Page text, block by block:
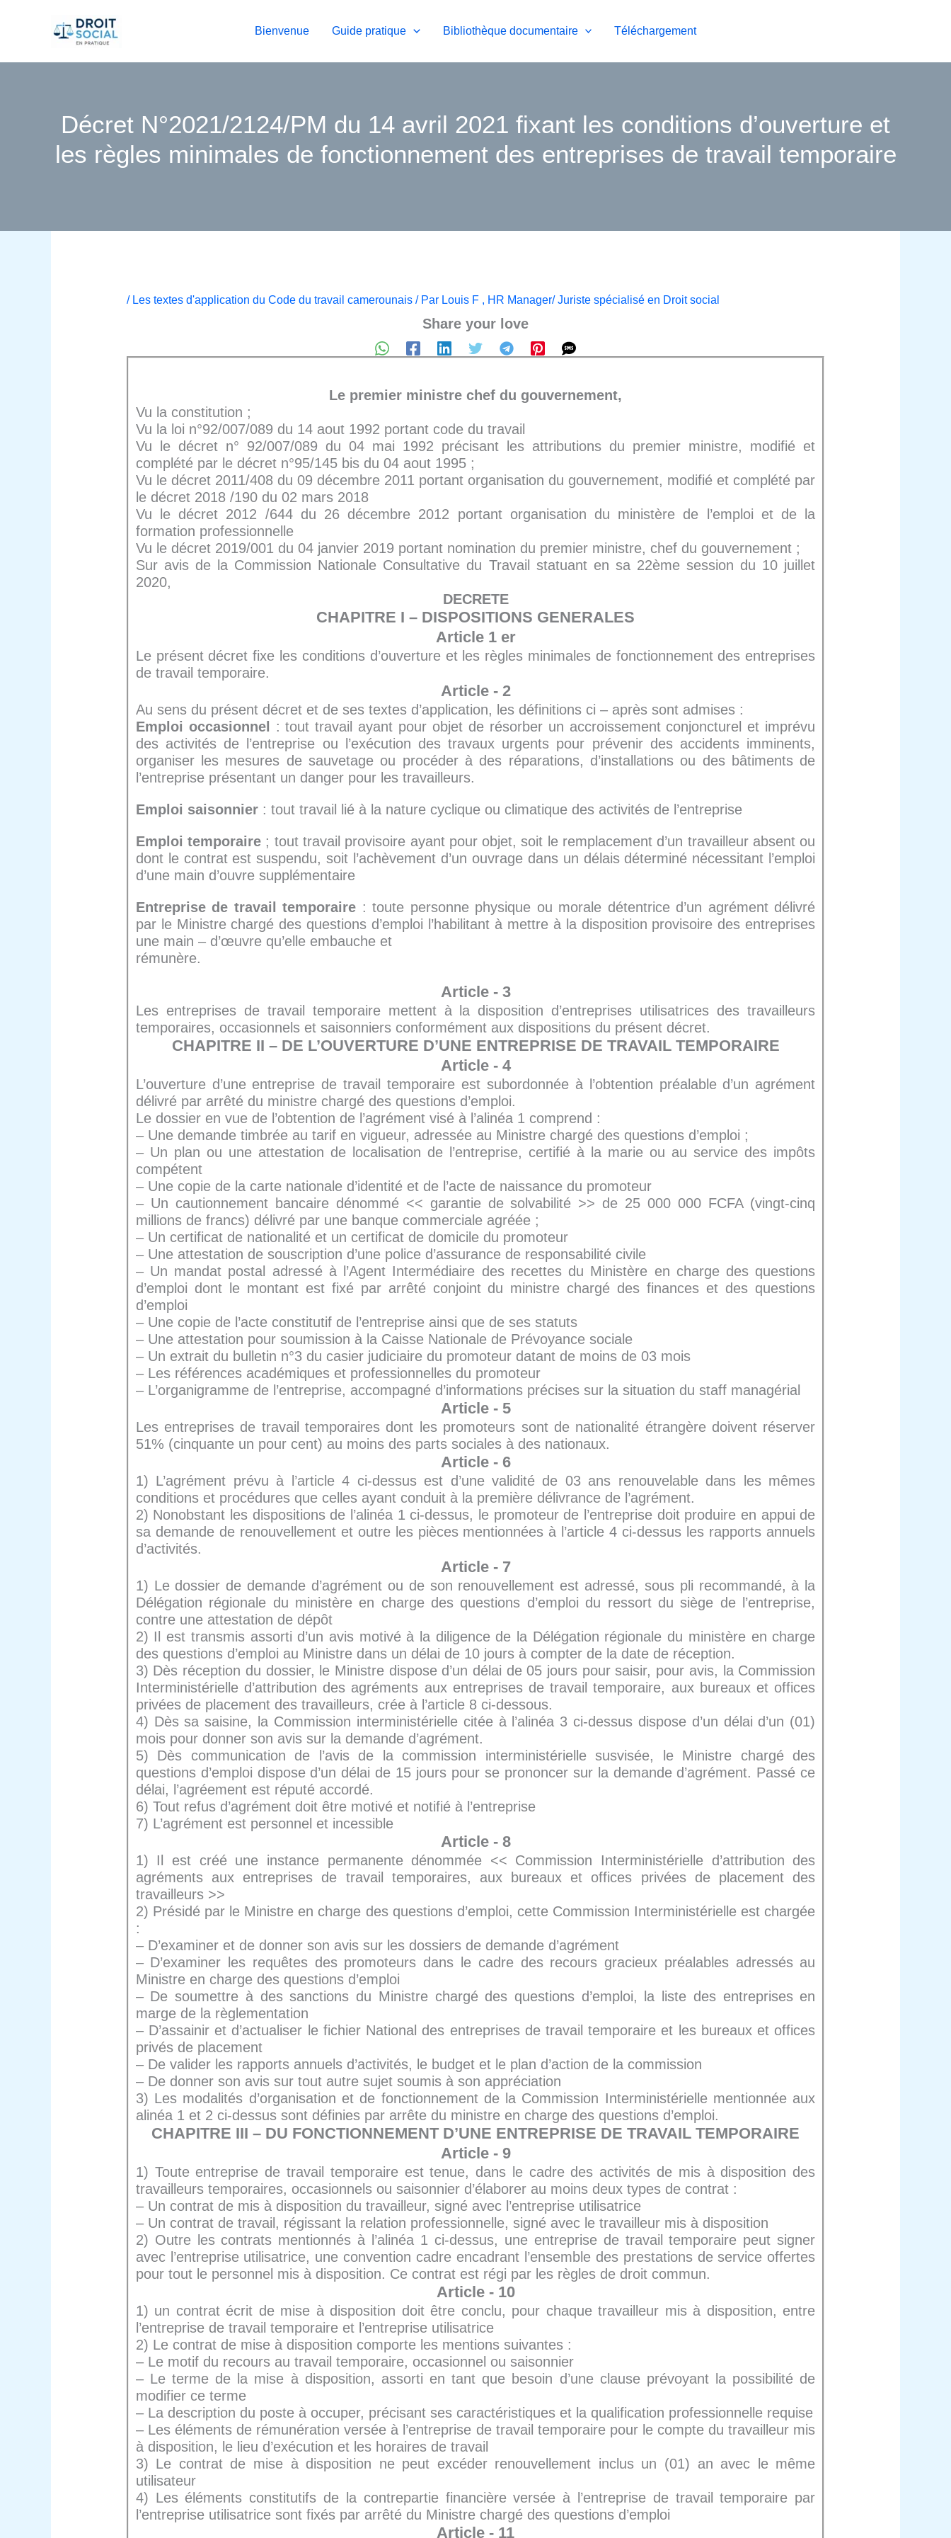
Bienvenue Guide pratique Bibliothèque documentaire Téléchargement
Décret N°2021/2124/PM du 14 avril 2021 fixant les conditions d’ouverture et
les règles minimales de fonctionnement des entreprises de travail temporaire
/ Les textes d'application du Code du travail camerounais/ Par Louis F , HR Manager/ Juriste spécialisé en Droit social
Share your love
Le premier ministre chef du gouvernement,
Vu la constitution ;
Vu la loi n°92/007/089 du 14 aout 1992 portant code du travail
Vu le décret n° 92/007/089 du 04 mai 1992 précisant les attributions du premier ministre, modifié et
complété par le décret n°95/145 bis du 04 aout 1995 ;
Vu le décret 2011/408 du 09 décembre 2011 portant organisation du gouvernement, modifié et complété par
le décret 2018 /190 du 02 mars 2018
Vu le décret 2012 /644 du 26 décembre 2012 portant organisation du ministère de l’emploi et de la
formation professionnelle
Vu le décret 2019/001 du 04 janvier 2019 portant nomination du premier ministre, chef du gouvernement ;
Sur avis de la Commission Nationale Consultative du Travail statuant en sa 22ème session du 10 juillet
2020,
DECRETE
CHAPITRE I – DISPOSITIONS GENERALES
Article 1 er
Le présent décret fixe les conditions d’ouverture et les règles minimales de fonctionnement des entreprises
de travail temporaire.
Article - 2
Au sens du présent décret et de ses textes d’application, les définitions ci – après sont admises :
Emploi occasionnel
: tout travail ayant pour objet de résorber un accroissement conjoncturel et imprévu
des activités de l’entreprise ou l’exécution des travaux urgents pour prévenir des accidents imminents,
organiser les mesures de sauvetage ou procéder à des réparations, d’installations ou des bâtiments de
l’entreprise présentant un danger pour les travailleurs.
Emploi saisonnier: tout travail lié à la nature cyclique ou climatique des activités de l’entreprise
Emploi temporaire ; tout travail provisoire ayant pour objet, soit le remplacement d’un travailleur absent ou
dont le contrat est suspendu, soit l’achèvement d’un ouvrage dans un délais déterminé nécessitant l’emploi
d’une main d’ouvre supplémentaire
Entreprise de travail temporaire : toute personne physique ou morale détentrice d’un agrément délivré
par le Ministre chargé des questions d’emploi l’habilitant à mettre à la disposition provisoire des entreprises
une main – d’œuvre qu’elle embauche et
rémunère.
Article - 3
Les entreprises de travail temporaire mettent à la disposition d’entreprises utilisatrices des travailleurs
temporaires, occasionnels et saisonniers conformément aux dispositions du présent décret.
CHAPITRE II – DE L’OUVERTURE D’UNE ENTREPRISE DE TRAVAIL TEMPORAIRE
Article - 4
L’ouverture d’une entreprise de travail temporaire est subordonnée à l’obtention préalable d’un agrément
délivré par arrêté du ministre chargé des questions d’emploi.
Le dossier en vue de l’obtention de l’agrément visé à l’alinéa 1 comprend :
– Une demande timbrée au tarif en vigueur, adressée au Ministre chargé des questions d’emploi ;
– Un plan ou une attestation de localisation de l’entreprise, certifié à la marie ou au service des impôts
compétent
– Une copie de la carte nationale d’identité et de l’acte de naissance du promoteur
– Un cautionnement bancaire dénommé << garantie de solvabilité >> de 25 000 000 FCFA (vingt-cinq
millions de francs) délivré par une banque commerciale agréée ;
– Un certificat de nationalité et un certificat de domicile du promoteur
– Une attestation de souscription d’une police d’assurance de responsabilité civile
– Un mandat postal adressé à l’Agent Intermédiaire des recettes du Ministère en charge des questions
d’emploi dont le montant est fixé par arrêté conjoint du ministre chargé des finances et des questions
d’emploi
– Une copie de l’acte constitutif de l’entreprise ainsi que de ses statuts
– Une attestation pour soumission à la Caisse Nationale de Prévoyance sociale
– Un extrait du bulletin n°3 du casier judiciaire du promoteur datant de moins de 03 mois
– Les références académiques et professionnelles du promoteur
– L’organigramme de l’entreprise, accompagné d’informations précises sur la situation du staff managérial
Article - 5
Les entreprises de travail temporaires dont les promoteurs sont de nationalité étrangère doivent réserver
51% (cinquante un pour cent) au moins des parts sociales à des nationaux.
Article - 6
1) L’agrément prévu à l’article 4 ci-dessus est d’une validité de 03 ans renouvelable dans les mêmes
conditions et procédures que celles ayant conduit à la première délivrance de l’agrément.
2) Nonobstant les dispositions de l’alinéa 1 ci-dessus, le promoteur de l’entreprise doit produire en appui de
sa demande de renouvellement et outre les pièces mentionnées à l’article 4 ci-dessus les rapports annuels
d’activités.
Article - 7
1) Le dossier de demande d’agrément ou de son renouvellement est adressé, sous pli recommandé, à la
Délégation régionale du ministère en charge des questions d’emploi du ressort du siège de l’entreprise,
contre une attestation de dépôt
2) Il est transmis assorti d’un avis motivé à la diligence de la Délégation régionale du ministère en charge
des questions d’emploi au Ministre dans un délai de 10 jours à compter de la date de réception.
3) Dès réception du dossier, le Ministre dispose d’un délai de 05 jours pour saisir, pour avis, la Commission
Interministérielle d’attribution des agréments aux entreprises de travail temporaire, aux bureaux et offices
privées de placement des travailleurs, crée à l’article 8 ci-dessous.
4) Dès sa saisine, la Commission interministérielle citée à l’alinéa 3 ci-dessus dispose d’un délai d’un (01)
mois pour donner son avis sur la demande d’agrément.
5) Dès communication de l’avis de la commission interministérielle susvisée, le Ministre chargé des
questions d’emploi dispose d’un délai de 15 jours pour se prononcer sur la demande d’agrément. Passé ce
délai, l’agréement est réputé accordé.
6) Tout refus d’agrément doit être motivé et notifié à l’entreprise
7) L’agrément est personnel et incessible
Article - 8
1) Il est créé une instance permanente dénommée << Commission Interministérielle d’attribution des
agréments aux entreprises de travail temporaires, aux bureaux et offices privées de placement des
travailleurs >>
2) Présidé par le Ministre en charge des questions d’emploi, cette Commission Interministérielle est chargée
:
– D’examiner et de donner son avis sur les dossiers de demande d’agrément
– D’examiner les requêtes des promoteurs dans le cadre des recours gracieux préalables adressés au
Ministre en charge des questions d’emploi
– De soumettre à des sanctions du Ministre chargé des questions d’emploi, la liste des entreprises en
marge de la règlementation
– D’assainir et d’actualiser le fichier National des entreprises de travail temporaire et les bureaux et offices
privés de placement
– De valider les rapports annuels d’activités, le budget et le plan d’action de la commission
– De donner son avis sur tout autre sujet soumis à son appréciation
3) Les modalités d’organisation et de fonctionnement de la Commission Interministérielle mentionnée aux
alinéa 1 et 2 ci-dessus sont définies par arrête du ministre en charge des questions d’emploi.
CHAPITRE III – DU FONCTIONNEMENT D’UNE ENTREPRISE DE TRAVAIL TEMPORAIRE
Article - 9
1) Toute entreprise de travail temporaire est tenue, dans le cadre des activités de mis à disposition des
travailleurs temporaires, occasionnels ou saisonnier d’élaborer au moins deux types de contrat :
– Un contrat de mis à disposition du travailleur, signé avec l’entreprise utilisatrice
– Un contrat de travail, régissant la relation professionnelle, signé avec le travailleur mis à disposition
2) Outre les contrats mentionnés à l’alinéa 1 ci-dessus, une entreprise de travail temporaire peut signer
avec l’entreprise utilisatrice, une convention cadre encadrant l’ensemble des prestations de service offertes
pour tout le personnel mis à disposition. Ce contrat est régi par les règles de droit commun.
Article - 10
1) un contrat écrit de mise à disposition doit être conclu, pour chaque travailleur mis à disposition, entre
l’entreprise de travail temporaire et l’entreprise utilisatrice
2) Le contrat de mise à disposition comporte les mentions suivantes :
– Le motif du recours au travail temporaire, occasionnel ou saisonnier
– Le terme de la mise à disposition, assorti en tant que besoin d’une clause prévoyant la possibilité de
modifier ce terme
– La description du poste à occuper, précisant ses caractéristiques et la qualification professionnelle requise
– Les éléments de rémunération versée à l’entreprise de travail temporaire pour le compte du travailleur mis
à disposition, le lieu d’exécution et les horaires de travail
3) Le contrat de mise à disposition ne peut excéder renouvellement inclus un (01) an avec le même
utilisateur
4) Les éléments constitutifs de la contrepartie financière versée à l’entreprise de travail temporaire par
l’entreprise utilisatrice sont fixés par arrêté du Ministre chargé des questions d’emploi
Article - 11